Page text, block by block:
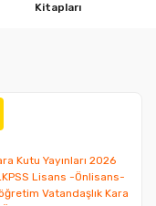
Kitapları